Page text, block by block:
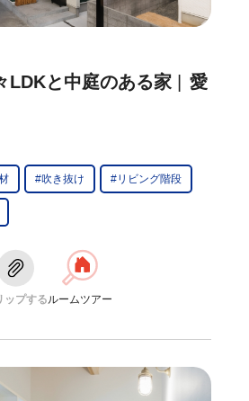
LDKと中庭のある家
愛
#吹き抜け #リビング階段
ップするルームツアー